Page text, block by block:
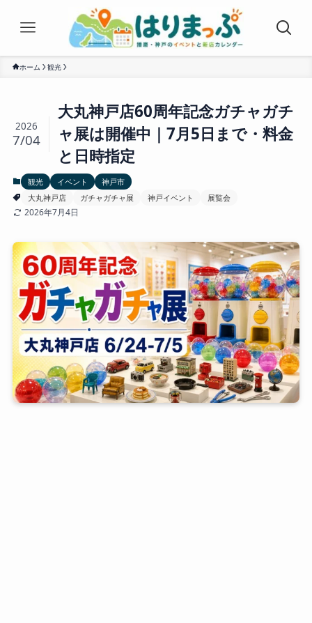
ホーム 観光
大丸神戸店60周年記念ガチャガチ
ャ展は開催中｜7月5日まで・料金
と日時指定
2026
7/04
観光 イベント
神戸市
大丸神戸店
ガチャガチャ展 神戸イベント 展覧会
2026年7月4日